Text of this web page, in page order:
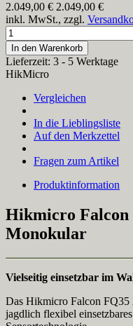
2.049,00 € 2.049,00 €
inkl. MwSt., zzgl.
In den Warenkorb
Lieferzeit: 3 - 5 Werktage
HikMicro
Vergleichen
In die Lieblingsliste
Auf den Merkzettel
Fragen zum Artikel
Produktinformation
Hikmicro Falcon
Monokular
Vielseitig einsetzbar im
Das Hikmicro Falcon FQ35
jagdlich flexibel